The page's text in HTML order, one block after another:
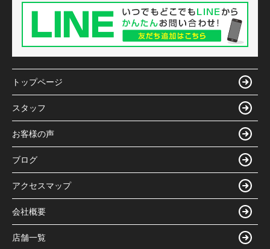
トップページ
スタッフ
お客様の声
ブログ
アクセスマップ
会社概要
店舗一覧